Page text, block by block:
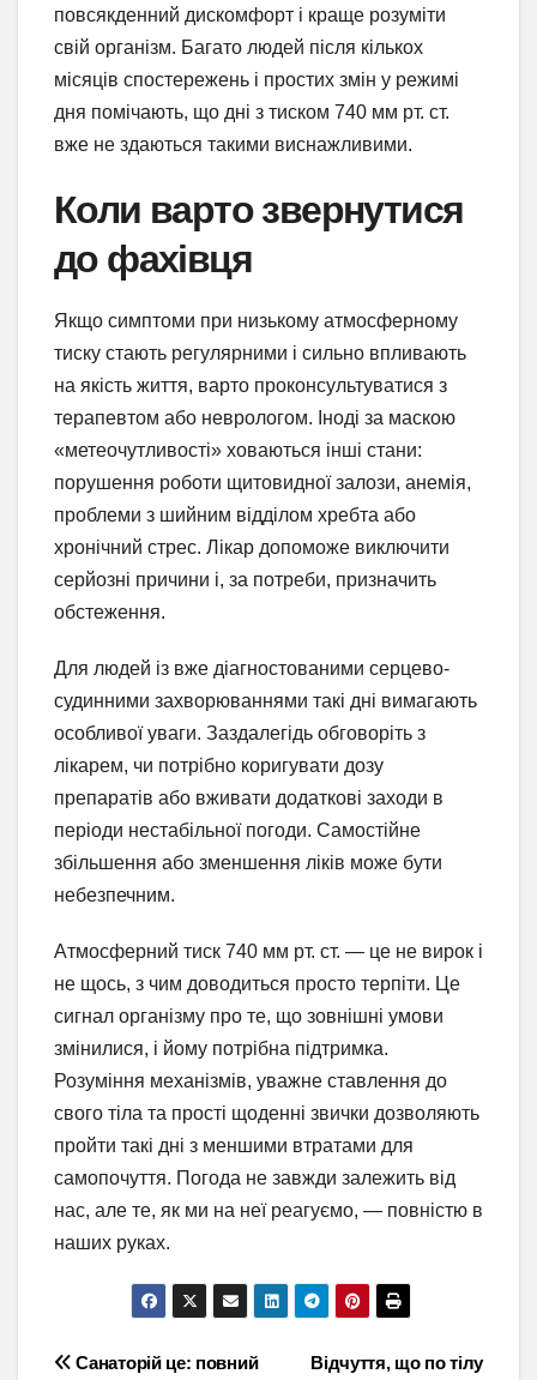
повсякденний дискомфорт і краще розуміти
свій організм. Багато людей після кількох
місяців спостережень і простих змін у режимі
дня помічають, що дні з тиском 740 мм рт. ст.
вже не здаються такими виснажливими.
Коли варто звернутися
до фахівця
Якщо симптоми при низькому атмосферному
тиску стають регулярними і сильно впливають
на якість життя, варто проконсультуватися з
терапевтом або неврологом. Іноді за маскою
«метеочутливості» ховаються інші стани:
порушення роботи щитовидної залози, анемія,
проблеми з шийним відділом хребта або
хронічний стрес. Лікар допоможе виключити
серйозні причини і, за потреби, призначить
обстеження.
Для людей із вже діагностованими серцево-
судинними захворюваннями такі дні вимагають
особливої уваги. Заздалегідь обговоріть з
лікарем, чи потрібно коригувати дозу
препаратів або вживати додаткові заходи в
періоди нестабільної погоди. Самостійне
збільшення або зменшення ліків може бути
небезпечним.
Атмосферний тиск 740 мм рт. ст. — це не вирок і
не щось, з чим доводиться просто терпіти. Це
сигнал організму про те, що зовнішні умови
змінилися, і йому потрібна підтримка.
Розуміння механізмів, уважне ставлення до
свого тіла та прості щоденні звички дозволяють
пройти такі дні з меншими втратами для
самопочуття. Погода не завжди залежить від
нас, але те, як ми на неї реагуємо, — повністю в
наших руках.
Навігація
Відчуття, що по тілу
Санаторій це: повний